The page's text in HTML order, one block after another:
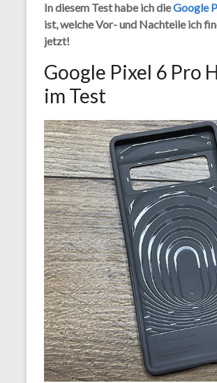
In diesem Test habe ich dieGoogle
ist, welche Vor- und Nachteile ich
jetzt!
Google Pixel 6 Pro
im Test